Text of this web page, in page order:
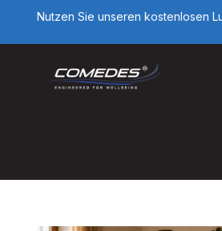
Nutzen Sie unseren kostenlosen